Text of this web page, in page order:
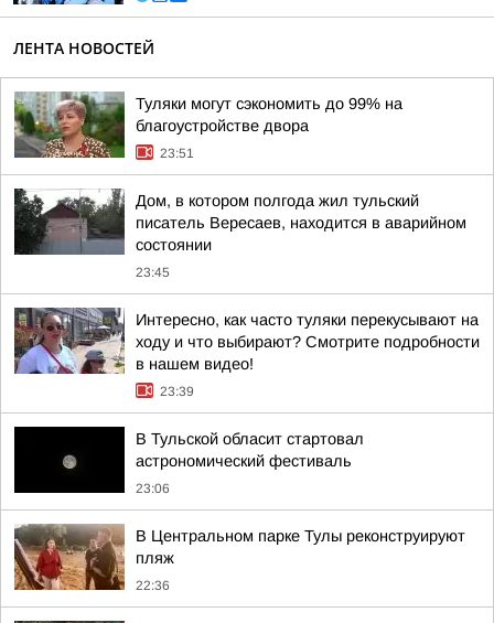
ЛЕНТА НОВОСТЕЙ
Туляки могут сэкономить до 99% на
благоустройстве двора
23:51
Дом, в котором полгода жил тульский
писатель Вересаев, находится в аварийном
состоянии
23:45
Интересно, как часто туляки перекусывают на
ходу и что выбирают? Смотрите подробности
в нашем видео!
23:39
В Тульской обласит стартовал
астрономический фестиваль
23:06
В Центральном парке Тулы реконструируют
пляж
22:36